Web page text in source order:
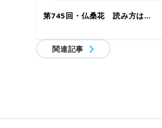
第745回・仏桑花 読み方は…
関連記事